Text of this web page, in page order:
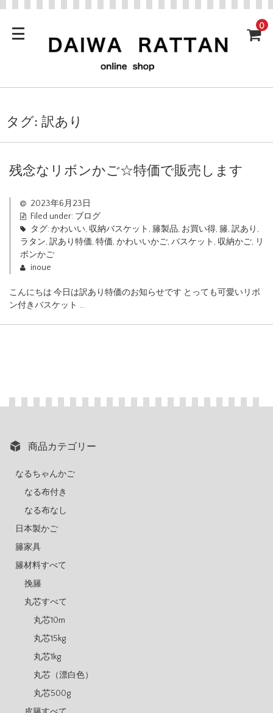
0
タグ: 訳あり
残念なリボンかご☆特価で販売します
2023年6月23日
Filed under: ブログ
タグ:かわいい, 収納バスケット , 籐製品, お買い得, 籐, 訳あり ,
ラタン, 訳あり特価, 特価, かわいいかご, バスケット , 収納かご, リ
ボンかご
inoue
こんにちは 今日は訳あり特価のお知らせです とっても可愛いリボ
ン付きバスケット …
商品カテゴリー
なるちゃんかご
なる布付き
なる布なし
日本製かご
籐家具
籐材料すべて
挽籐
丸芯すべて
丸芯10m
丸芯15kg
丸芯1kg
丸芯（漂白色）
丸芯500g